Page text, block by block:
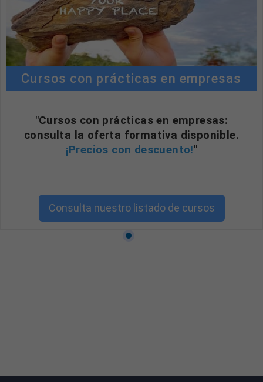
Cursos con prácticas en empresas
"Cursos con prácticas en empresas:
consulta la oferta formativa disponible.
¡Precios con descuento!"
Consulta nuestro listado de cursos